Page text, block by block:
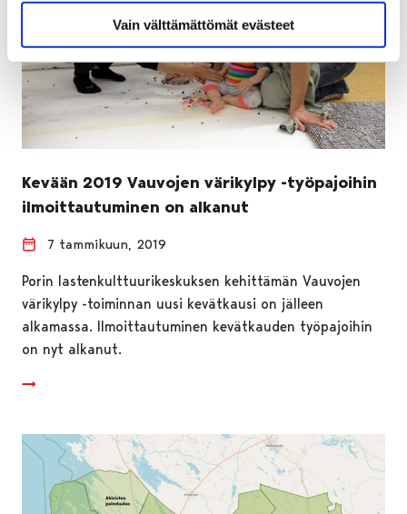
Vain välttämättömät evästeet
Kevään 2019 Vauvojen värikylpy -työpajoihin
ilmoittautuminen on alkanut
7 tammikuun, 2019
Porin lastenkulttuurikeskuksen kehittämän Vauvojen
värikylpy -toiminnan uusi kevätkausi on jälleen
alkamassa. Ilmoittautuminen kevätkauden työpajoihin
on nyt alkanut.